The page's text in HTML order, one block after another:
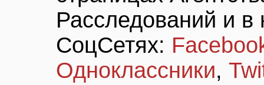
Расследований и в
СоцСетях:
Одноклассники,